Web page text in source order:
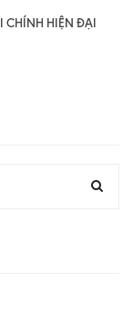
CHÍNH HIỆN ĐẠI